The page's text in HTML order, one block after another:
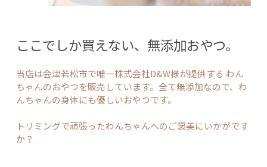
ここでしか買えない、無添加おやつ。
当店は会津若松市で唯一株式会社D&W様が提供する わん
ちゃんのおやつを販売しています。全て無添加なので、わ
んちゃんの身体にも優しいおやつです。
トリミングで頑張ったわんちゃんへのご褒美にいかがです
か？